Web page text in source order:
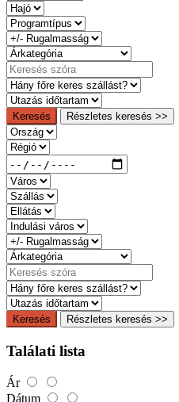
Keresés Részletes keresés >>
Keresés Részletes keresés >>
Találati lista
Ár
Dátum